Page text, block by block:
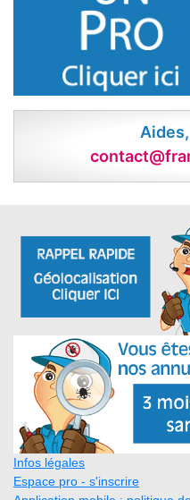
Infos légales
Espace pro - s'inscrire